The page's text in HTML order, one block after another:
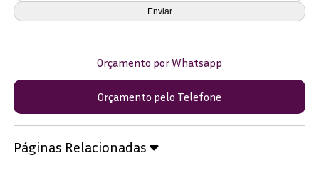
Orçamento por Whatsapp
Orçamento pelo Telefone
Páginas Relacionadas